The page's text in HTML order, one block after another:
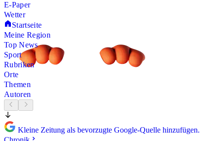
E-Paper
Wetter
Startseite
Meine Region
Top News
Sport
Rubriken
Orte
Themen
Autoren
Kleine Zeitung als bevorzugte Google-Quelle hinzufügen.